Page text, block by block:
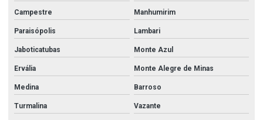
Campestre Manhumirim
Paraisópolis Lambari
Jaboticatubas Monte Azul
Ervália Monte Alegre de Minas
Medina Barroso
Turmalina Vazante